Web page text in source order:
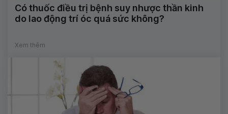
Có thuốc điều trị bệnh suy nhược thần kinh
do lao động trí óc quá sức không?
Xem thêm